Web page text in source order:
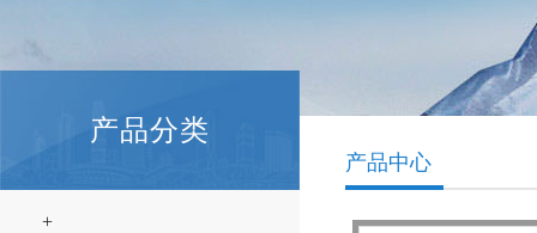
产品分类
+
产品中心